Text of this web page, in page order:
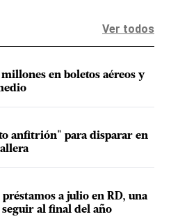
Ver todos
millones en boletos aéreos y
anfitrión" para disparar en
préstamos a julio en RD, una
al final del año